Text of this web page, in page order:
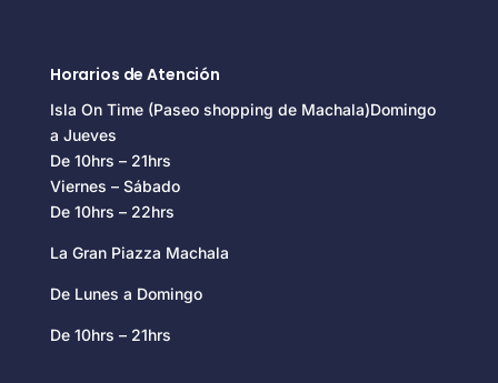
Horarios de Atención
Isla On Time (Paseo shopping de Machala)Domingo
a Jueves
De 10hrs – 21hrs
Viernes – Sábado
De 10hrs – 22hrs
La Gran Piazza Machala
De Lunes a Domingo
De 10hrs – 21hrs